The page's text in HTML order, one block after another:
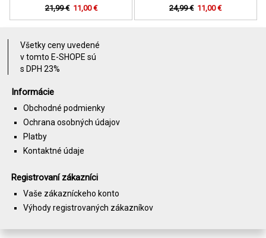
21,99 € 11,00 € 24,99 € 11,00 €
Všetky ceny uvedené
v tomto E-SHOPE sú
s DPH 23%
Informácie
Obchodné podmienky
Ochrana osobných údajov
Platby
Kontaktné údaje
Registrovaní zákazníci
Vaše zákazníckeho konto
Výhody registrovaných zákazníkov